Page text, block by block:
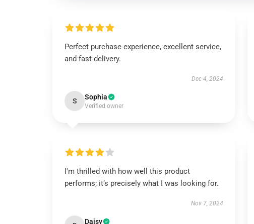
Perfect purchase experience, excellent service,
and fast delivery.
Dec 4, 2024
S Sophia
Verified owner
I'm thrilled with how well this product
performs; it’s precisely what I was looking for.
Nov 7, 2024
Daisy